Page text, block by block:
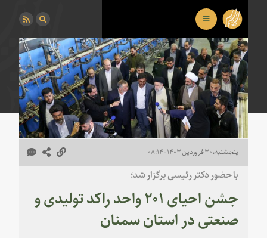
پنجشنبه، ۳۰ فروردین ۱۴۰۳ - ۰۸:۱۴
با حضور دکتر رئیسی برگزار شد؛
جشن احیای ۲۰۱ واحد راکد تولیدی و
صنعتی در استان سمنان